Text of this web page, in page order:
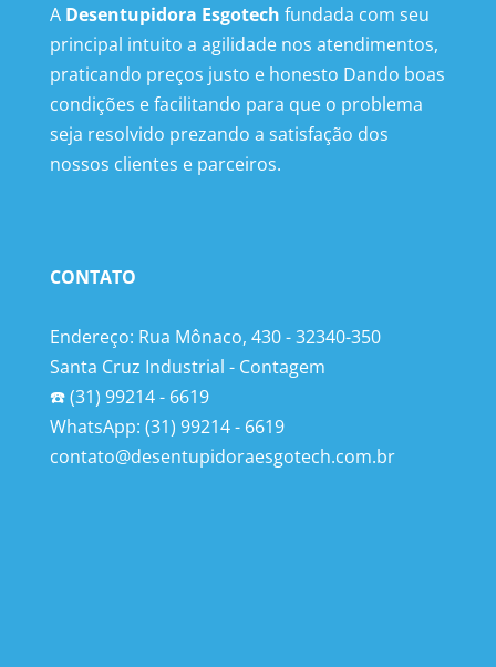
A Desentupidora Esgotech fundada com seu
principal intuito a agilidade nos atendimentos,
praticando preços justo e honesto Dando boas
condições e facilitando para que o problema
seja resolvido prezando a satisfação dos
nossos clientes e parceiros.
CONTATO
Endereço: Rua Mônaco, 430 - 32340-350
Santa Cruz Industrial - Contagem
☎️ (31) 99214 - 6619
WhatsApp: (31) 99214 - 6619
contato@desentupidoraesgotech.com.br